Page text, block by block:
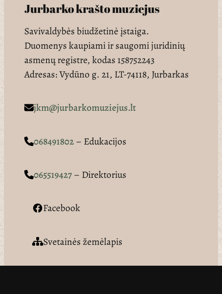
Jurbarko krašto muziejus
Savivaldybės biudžetinė įstaiga.
Duomenys kaupiami ir saugomi juridinių
asmenų registre, kodas 158752243
Adresas: Vydūno g. 21, LT-74118, Jurbarkas
jkm@jurbarkomuziejus.lt
068491802– Edukacijos
065519427– Direktorius
Facebook
Svetainės žemėlapis